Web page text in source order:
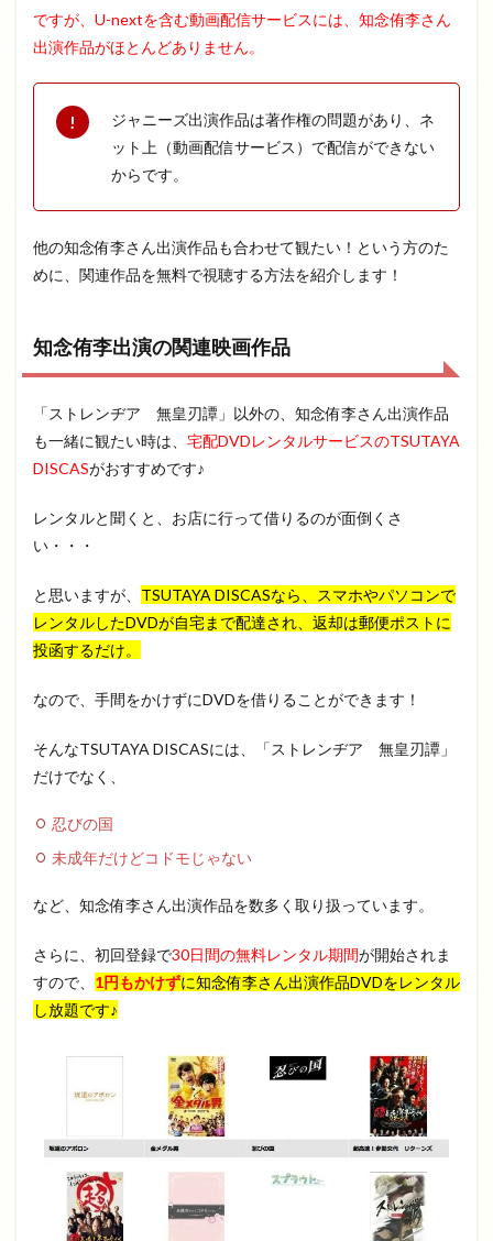
ですが、U-nextを含む動画配信サービスには、知念侑李さん
出演作品がほとんどありません。
ジャニーズ出演作品は著作権の問題があり、ネ
ット上（動画配信サービス）で配信ができない
からです。
他の知念侑李さん出演作品も合わせて観たい！という方のた
めに、関連作品を無料で視聴する方法を紹介します！
知念侑李出演の関連映画作品
「ストレンヂア 無皇刃譚」以外の、知念侑李さん出演作品
も一緒に観たい時は、 宅配DVDレンタルサービスのTSUTAYA
DISCASがおすすめです♪
レンタルと聞くと、お店に行って借りるのが面倒くさ
い・・・
と思いますが、 TSUTAYA DISCASなら、スマホやパソコンで
レンタルしたDVDが自宅まで配達され、返却は郵便ポストに
投函するだけ。
なので、手間をかけずにDVDを借りることができます！
そんなTSUTAYA DISCASには、「ストレンヂア 無皇刃譚」
だけでなく、
忍びの国
未成年だけどコドモじゃない
など、知念侑李さん出演作品を数多く取り扱っています。
さらに、初回登録で30日間の無料レンタル期間が開始されま
すので、 1円もかけずに知念侑李さん出演作品DVDをレンタル
し放題です♪